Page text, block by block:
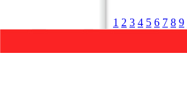
1 2 3 4 5 6 7 8 9